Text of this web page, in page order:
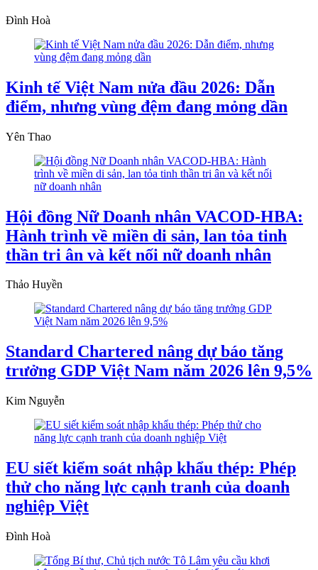
Đình Hoà
Kinh tế Việt Nam nửa đầu 2026: Dẫn
điểm, nhưng vùng đệm đang mỏng dần
Yên Thao
Hội đồng Nữ Doanh nhân VACOD-HBA:
Hành trình về miền di sản, lan tỏa tinh
thần tri ân và kết nối nữ doanh nhân
Thảo Huyền
Standard Chartered nâng dự báo tăng
trưởng GDP Việt Nam năm 2026 lên 9,5%
Kim Nguyễn
EU siết kiểm soát nhập khẩu thép: Phép
thử cho năng lực cạnh tranh của doanh
nghiệp Việt
Đình Hoà